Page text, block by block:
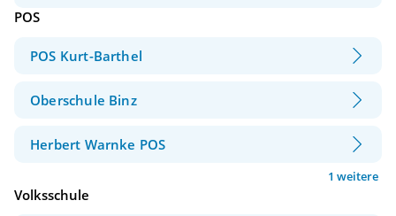
POS
POS Kurt-Barthel
Oberschule Binz
Herbert Warnke POS
1 weitere
Volksschule